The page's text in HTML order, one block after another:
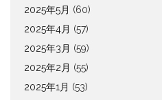
2025年5月 (60)
2025年4月 (57)
2025年3月 (59)
2025年2月 (55)
2025年1月 (53)